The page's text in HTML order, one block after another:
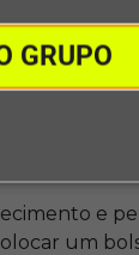
GRUPO
o próximo
e
um